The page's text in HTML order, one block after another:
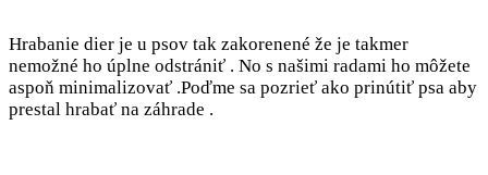
Hrabanie dier je u psov tak zakorenené že je takmer
nemožné ho úplne odstrániť . No s našimi radami ho môžete
aspoň minimalizovať .Poďme sa pozrieť ako prinútiť psa aby
prestal hrabať na záhrade .